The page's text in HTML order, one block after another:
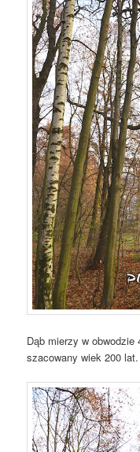
Dąb mierzy w
szacowany wiek 200 lat.